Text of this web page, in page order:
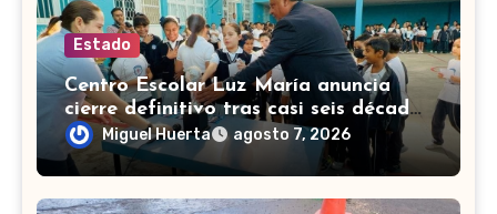
Estado
Centro Escolar Luz María anuncia
cierre definitivo tras casi seis décadas
en Celaya
Miguel Huerta agosto 7, 2026